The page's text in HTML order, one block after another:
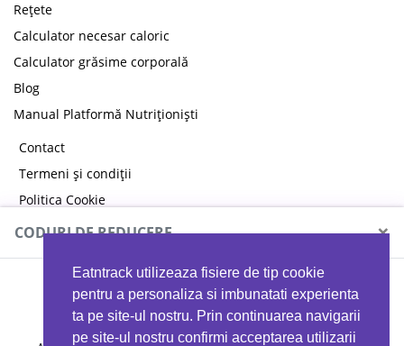
Eatntrack utilizeaza fisiere de tip cookie
pentru a personaliza si imbunatati experienta
ta pe site-ul nostru. Prin continuarea navigarii
pe site-ul nostru confirmi acceptarea utilizarii
Rețete
Calculator necesar caloric
Calculator grăsime corporală
Blog
Manual Platformă Nutriționiști
Contact
Termeni și condiții
Politica Cookie
Politica de confidențialitate
CODURI DE REDUCERE ×
MYPROTEIN